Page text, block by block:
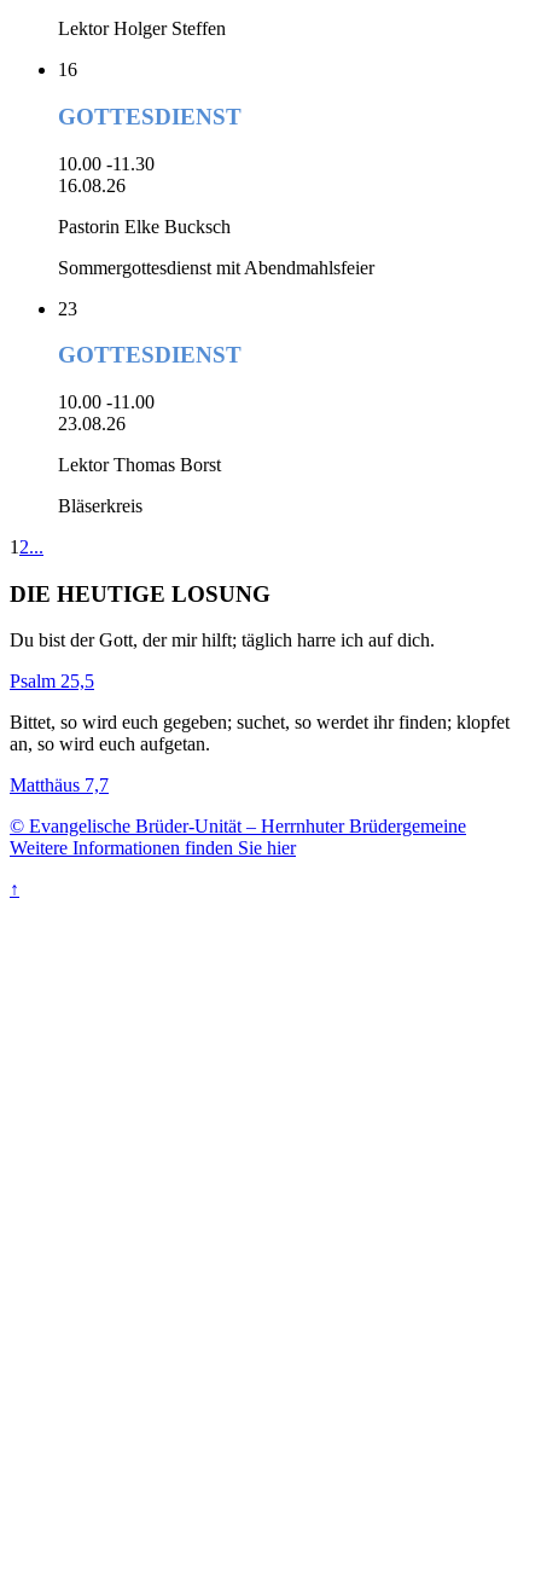
Lektor Holger Steffen
16
GOTTESDIENST
10.00 -11.30
16.08.26
Pastorin Elke Bucksch
Sommergottesdienst mit Abendmahlsfeier
23
GOTTESDIENST
10.00 -11.00
23.08.26
Lektor Thomas Borst
Bläserkreis
1 2...
DIE HEUTIGE LOSUNG
Du bist der Gott, der mir hilft; täglich harre ich auf dich.
Psalm 25,5
Bittet, so wird euch gegeben; suchet, so werdet ihr finden; klopfet
an, so wird euch aufgetan.
Matthäus 7,7
© Evangelische Brüder-Unität – Herrnhuter Brüdergemeine
Weitere Informationen finden Sie hier
↑